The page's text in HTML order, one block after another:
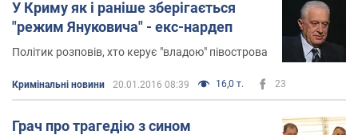
У Криму як і раніше зберігається
"режим Януковича" - екс-нардеп
Політик розповів, хто керує "владою" півострова
Кримінальні новини 20.01.2016 08:39 16,0 т. 23
Грач про трагедію з сином